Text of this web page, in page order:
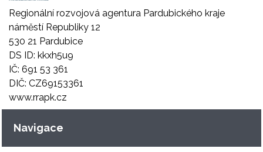
Regionální rozvojová agentura Pardubického kraje
náměstí Republiky 12
530 21 Pardubice
DS ID: kkxh5u9
IČ: 691 53 361
DIČ: CZ69153361
www.rrapk.cz
Navigace